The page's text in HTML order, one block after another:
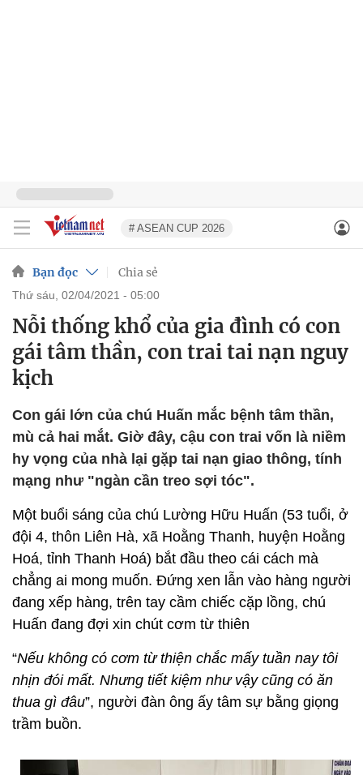
# ASEAN CUP 2026
Bạn đọc Chia sẻ
thứ sáu, 02/04/2021 - 05:00
Nỗi thống khổ của gia đình có con
gái tâm thần, con trai tai nạn nguy
kịch
Con gái lớn của chú Huấn mắc bệnh tâm thần,
mù cả hai mắt. Giờ đây, cậu con trai vốn là niềm
hy vọng của nhà lại gặp tai nạn giao thông, tính
mạng như "ngàn cần treo sợi tóc".
Một buổi sáng của chú Lường Hữu Huấn (53 tuổi, ở
đội 4, thôn Liên Hà, xã Hoằng Thanh, huyện Hoằng
Hoá, tỉnh Thanh Hoá) bắt đầu theo cái cách mà
chẳng ai mong muốn. Đứng xen lẫn vào hàng người
đang xếp hàng, trên tay cầm chiếc cặp lồng, chú
Huấn đang đợi xin chút cơm từ thiên
“Nếu không có cơm từ thiện chắc mấy tuần nay tôi
nhịn đói mất. Nhưng tiết kiệm như vậy cũng có ăn
thua gì đâu”, người đàn ông ấy tâm sự bằng giọng
trầm buồn.